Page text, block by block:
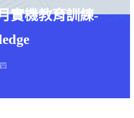
實機教育訓練-